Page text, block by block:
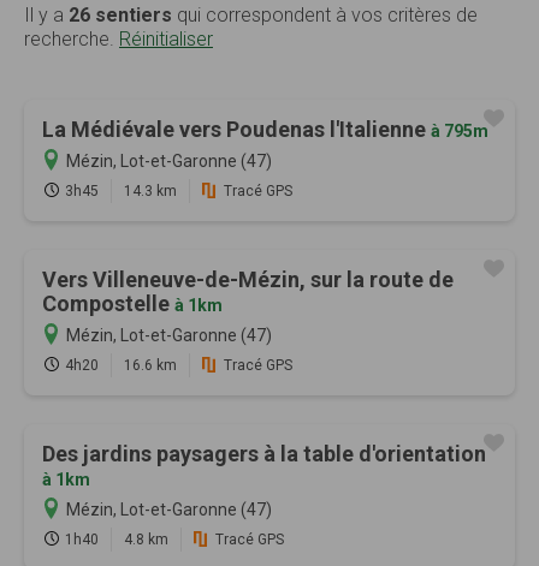
Il y a 26 sentiers qui correspondent à vos critères de
recherche. Réinitialiser
La Médiévale vers Poudenas l'Italienne à 795m
Mézin, Lot-et-Garonne (47)
3h45 14.3 km Tracé GPS
Vers Villeneuve-de-Mézin, sur la route de
Compostelle à 1km
Mézin, Lot-et-Garonne (47)
4h20 16.6 km Tracé GPS
Des jardins paysagers à la table d'orientation
à 1km
Mézin, Lot-et-Garonne (47)
1h40 4.8 km Tracé GPS